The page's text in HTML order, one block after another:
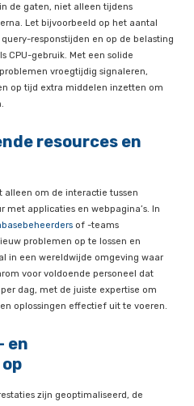
met een nog hogere belasting,
van 25 of zelfs 50 procent, om
te rekenen en optimaal
goed in de gaten, niet alleen
en erna. Let bijvoorbeeld op
als CPU-gebruik. Met een
problemen vroegtijdig
en op tijd extra middelen
resources
niet alleen om de interactie
met applicaties en